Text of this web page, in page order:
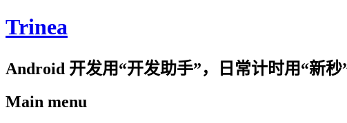
Trinea
Android 开发用“开发助手”，日常计时用“新
Main menu